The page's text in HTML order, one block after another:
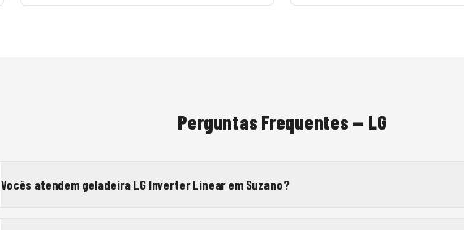
Perguntas Frequentes — LG
Vocês atendem geladeira LG Inverter Linear em Suzano?